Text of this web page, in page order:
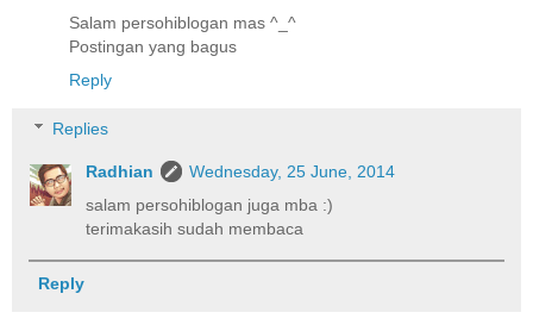
Salam persohiblogan mas ^_^
Postingan yang bagus
Reply
Replies
Radhian
Wednesday, 25 June, 2014
salam persohiblogan juga mba :)
terimakasih sudah membaca
Reply